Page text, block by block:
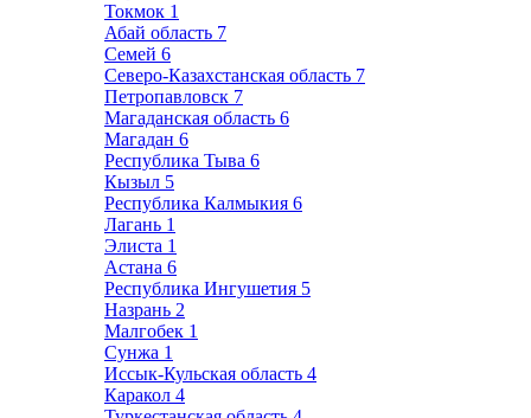
Токмок 1
Абай область 7
Семей 6
Северо-Казахстанская область 7
Петропавловск 7
Магаданская область 6
Магадан 6
Республика Тыва 6
Кызыл 5
Республика Калмыкия 6
Лагань 1
Элиста 1
Астана 6
Республика Ингушетия 5
Назрань 2
Малгобек 1
Сунжа 1
Иссык-Кульская область 4
Каракол 4